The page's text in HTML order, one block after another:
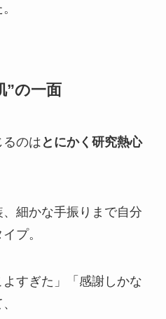
”の一面
のは とにかく研究熱心
細かな手振りまで自分
プ。
すぎた」「感謝しかな